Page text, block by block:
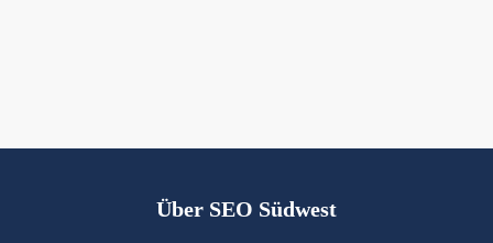
Über SEO Südwest